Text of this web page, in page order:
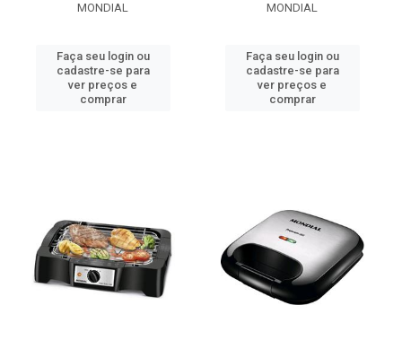
MONDIAL
Faça seu login ou
cadastre-se para
ver preços e
comprar
MONDIAL
Faça seu login ou
cadastre-se para
ver preços e
comprar